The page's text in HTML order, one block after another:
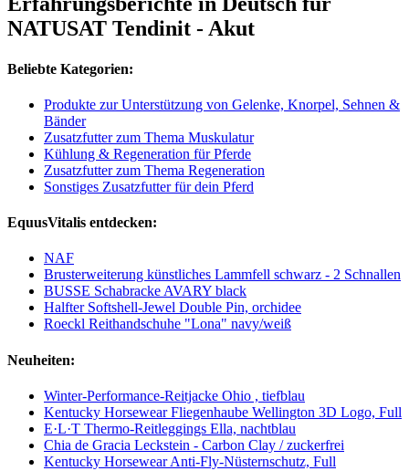
NATUSAT Tendinit - Akut
Beliebte Kategorien:
Produkte zur Unterstützung von Gelenke, Knorpel, Sehnen &
Bänder
Zusatzfutter zum Thema Muskulatur
Kühlung & Regeneration für Pferde
Zusatzfutter zum Thema Regeneration
Sonstiges Zusatzfutter für dein Pferd
EquusVitalis entdecken:
NAF
Brusterweiterung künstliches Lammfell schwarz - 2 Schnallen
BUSSE Schabracke AVARY black
Halfter Softshell-Jewel Double Pin, orchidee
Roeckl Reithandschuhe "Lona" navy/weiß
Neuheiten:
Winter-Performance-Reitjacke Ohio , tiefblau
Kentucky Horsewear Fliegenhaube Wellington 3D Logo, Full
E·L·T Thermo-Reitleggings Ella, nachtblau
Chia de Gracia Leckstein - Carbon Clay / zuckerfrei
Kentucky Horsewear Anti-Fly-Nüsternschutz, Full